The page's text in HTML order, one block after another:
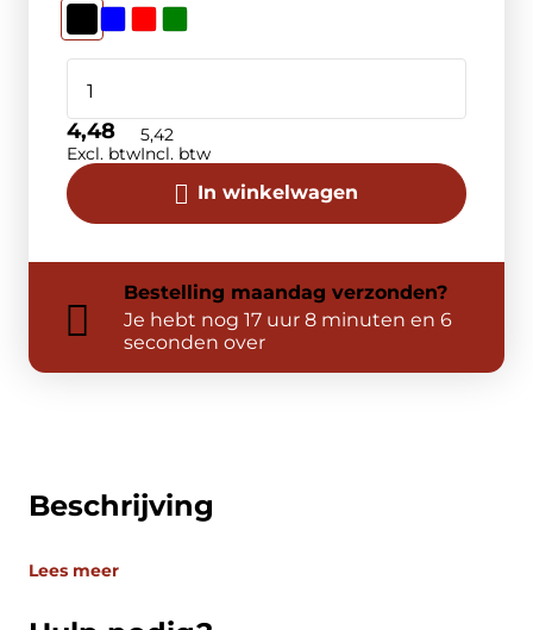
Beschrijving
Lees meer
In winkelwagen
4,48
Excl. btw
5,42
Incl. btw
Bestelling maandag verzonden?
Je hebt nog 17 uur 8 minuten en 6
seconden over